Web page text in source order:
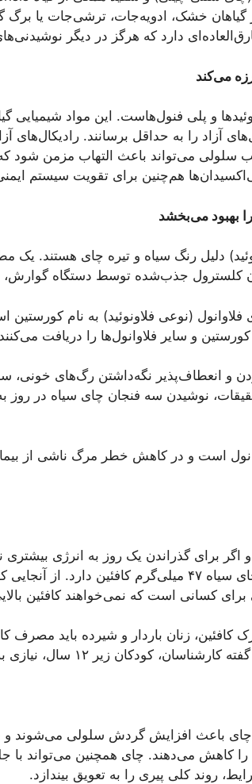
خشک، ادویه‌جات، ترشی‌جات یا برگ
دارد که هرگز در دیگر
و پلی فنول‌هاست. این مواد شیمیایی
آزاد را به حداقل برسانند. رادیکال‌های
سلولی می‌تواند باعث التهاب مزمن شود
هم‌چنین برای تقویت سیستم
دلیل رنگ سیاه و تیره چای هستند. یک
کلسترول جذب‌شده توسط دستگاه
(نوعی فلاونوئید) به نام
و سایر فلاوانول‌ها را دریافت
و انعطاف‌پذیر نگه‌داشتن رگ‌های خونی،
نوشیدن سه فنجان چای سیاه در
است و در کاهش خطر مرگ ناشی از
برای گذراندن یک روز به انرژی بیشتری
مفید است. یک فنجان چای سیاه ۴۷ میلی‌گرم کافئین
کسانی است که نمی‌خواهند کافئین
زیر ۱۲ سال، نیازی به دریافت کافئین ندارند.
باعث افزایش گردش سلولی می‌شوند و
کاهش می‌دهند. چای همچنین می‌تواند با
روند کلی پیری را به تعویق بیندازد.